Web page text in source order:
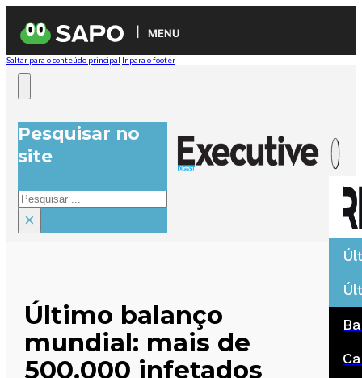
MENU
Saltar para o conteúdo principal Ir para o footer
Pesquisar no
site
Pesquisar
×
Último balanço
mundial: mais de
500.000 infetados